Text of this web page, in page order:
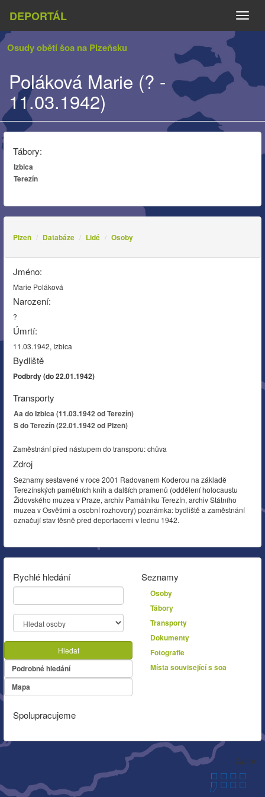
DEPORTÁL
Osudy obětí šoa na Plzeňsku
Poláková Marie (? -
11.03.1942)
Tábory:
Izbica
Terezín
Plzeň Databáze Lidé Osoby
Jméno:
Marie Poláková
Narození:
?
Úmrtí:
11.03.1942, Izbica
Bydliště
Podbrdy (do 22.01.1942)
Transporty
Aa do Izbica (11.03.1942 od Terezín)
S do Terezín (22.01.1942 od Plzeň)
Zaměstnání před nástupem do transporu: chůva
Zdroj
Seznamy sestavené v roce 2001 Radovanem Koderou na základě
Terezínských pamětních knih a dalších pramenů (oddělení holocaustu
Židovského muzea v Praze, archiv Památníku Terezín, archiv Státního
muzea v Osvětimi a osobní rozhovory) poznámka: bydliště a zaměstnání
označují stav těsně před deportacemi v lednu 1942.
Rychlé hledání
Hledat
Podrobné hledání
Mapa
Seznamy
Osoby
Tábory
Transporty
Dokumenty
Fotografie
Místa související s šoa
Spolupracujeme
Autor